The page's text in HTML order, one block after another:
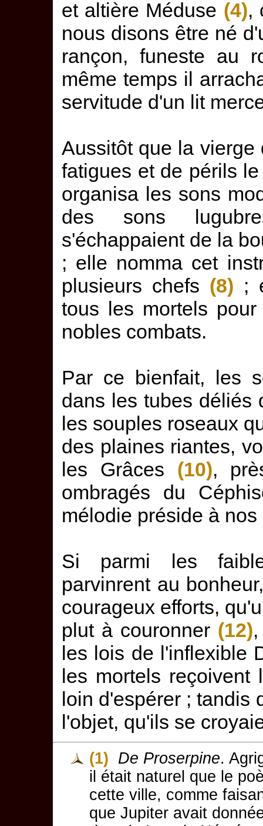
et altière Méduse (4),
nous disons être né
rançon, funeste au
même temps il
servitude d'un lit
Aussitôt que la
fatigues et de périls
organisa les sons
des sons
s'échappaient de la
; elle nomma cet
plusieurs chefs (8) ;
tous les mortels
nobles combats.
Par ce bienfait, les
dans les tubes déliés
les souples roseaux
des plaines riantes,
les Grâces (10),
ombragés du
mélodie préside à
Si parmi les
parvinrent au
courageux efforts,
plut à couronner (12)
les lois de l'inflexible
les mortels reçoivent
loin d'espérer ; tandis
l'objet, qu'ils se
(1) De Proserpine.
il était naturel que le
cette ville, comme
que Jupiter avait